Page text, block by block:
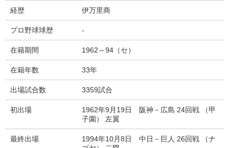
経歴 伊万里商
プロ野球球歴 -
在籍期間 1962～94（セ）
在籍年数 33年
出場試合数 3359試合
初出場
1962年9月19日 阪神－広島 24回戦 （甲
子園） 左翼
最終出場
1994年10月8日 中日－巨人 26回戦 （ナ